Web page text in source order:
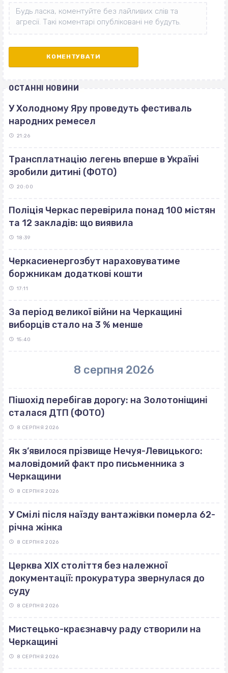
ОСТАННІ НОВИНИ
У Холодному Яру проведуть фестиваль
народних ремесел
21:26
Трансплатнацію легень вперше в Україні
зробили дитині (ФОТО)
20:00
Поліція Черкас перевірила понад 100 містян
та 12 закладів: що виявила
18:39
Черкасиенергозбут нараховуватиме
боржникам додаткові кошти
17:11
За період великої війни на Черкащині
виборців стало на 3 % менше
15:40
8 серпня 2026
Пішохід перебігав дорогу: на Золотоніщині
сталася ДТП (ФОТО)
8 СЕРПНЯ 2026
Як з’явилося прізвище Нечуя-Левицького:
маловідомий факт про письменника з
Черкащини
8 СЕРПНЯ 2026
У Смілі після наїзду вантажівки померла 62-
річна жінка
8 СЕРПНЯ 2026
Церква ХІХ століття без належної
документації: прокуратура звернулася до
суду
8 СЕРПНЯ 2026
Мистецько-краєзнавчу раду створили на
Черкащині
8 СЕРПНЯ 2026